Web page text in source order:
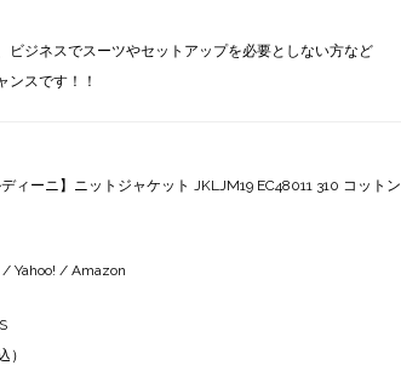
ジネスでスーツやセットアップを必要としない方など
ンスです！！
ィーニ】ニットジャケット JKLJM19 EC48011 310 コットン
/Yahoo! /Amazon
）